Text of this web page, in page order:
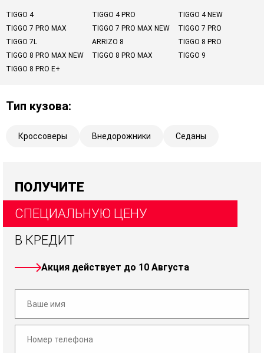
TIGGO 4 TIGGO 4 PRO
TIGGO 4 NEW
TIGGO 7 PRO MAX
TIGGO 7 PRO MAX NEW
TIGGO 7 PRO
TIGGO 7L
ARRIZO 8
TIGGO 8 PRO
TIGGO 8 PRO MAX NEW
TIGGO 8 PRO MAX
TIGGO 9
TIGGO 8 PRO E+
Тип кузова:
Кроссоверы Внедорожники Седаны
ПОЛУЧИТЕ
СПЕЦИАЛЬНУЮ ЦЕНУ
В КРЕДИТ
Акция действует до 10 Августа